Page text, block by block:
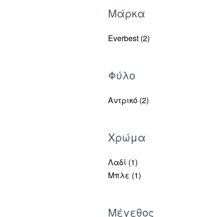
Μάρκα
Everbest (2)
Φύλο
Αντρικό (2)
Χρώμα
Λαδί (1)
Μπλε (1)
Μέγεθος